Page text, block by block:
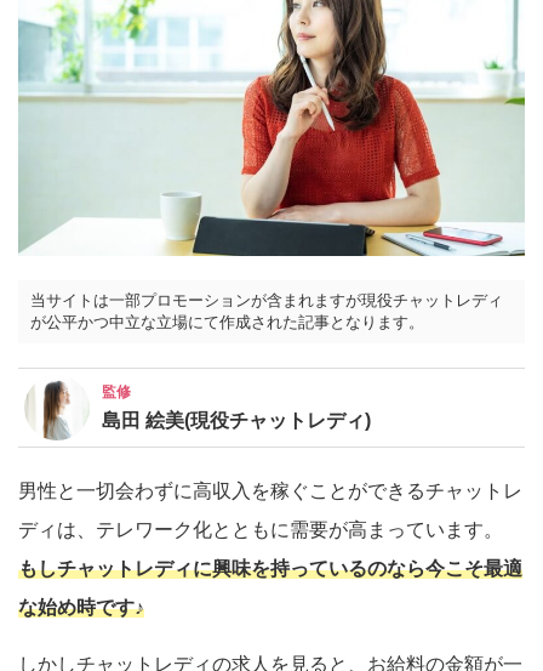
当サイトは一部プロモーションが含まれますが現役チャットレディ
が公平かつ中立な立場にて作成された記事となります。
監修
島田 絵美(現役チャットレディ)
男性と一切会わずに高収入を稼ぐことができるチャットレ
ディは、テレワーク化とともに需要が高まっています。
もしチャットレディに興味を持っているのなら今こそ最適
な始め時です♪
しかしチャットレディの求人を見ると、お給料の金額が一